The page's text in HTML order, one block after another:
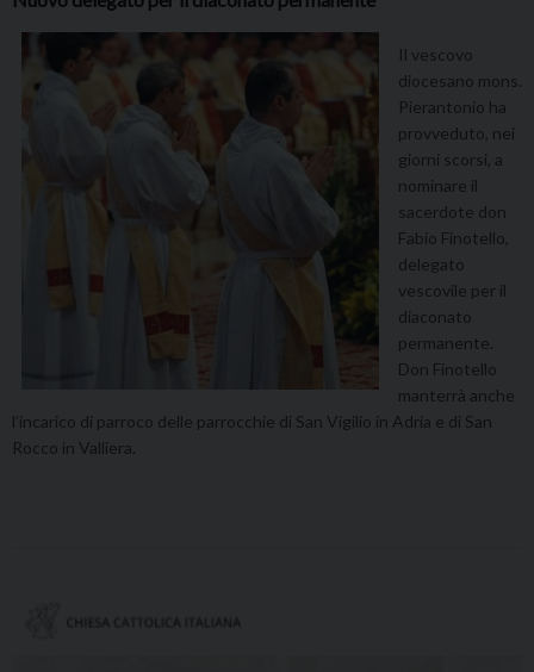
Il vescovo
diocesano mons.
Pierantonio ha
provveduto, nei
giorni scorsi, a
nominare il
sacerdote don
Fabio Finotello,
delegato
vescovile per il
diaconato
permanente.
Don Finotello
manterrà anche
l’incarico di parroco delle parrocchie di San Vigilio in Adria e di San
Rocco in Valliera.